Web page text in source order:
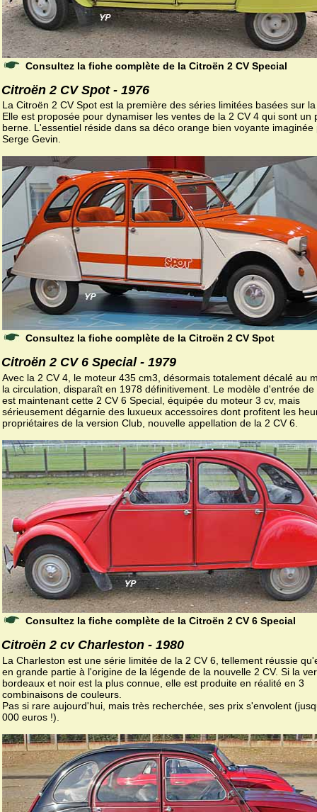
Consultez la fiche complète de la Citroën 2 CV Special
Citroën 2 CV Spot - 1976
La Citroën 2 CV Spot est la première des séries limitées basées sur la
Elle est proposée pour dynamiser les ventes de la 2 CV 4 qui sont un
berne. L'essentiel réside dans sa déco orange bien voyante imaginée
Serge Gevin.
Consultez la fiche complète de la Citroën 2 CV Spot
Citroën 2 CV 6 Special - 1979
Avec la 2 CV 4, le moteur 435 cm3, désormais totalement décalé au
la circulation, disparaît en 1978 définitivement. Le modèle d'entrée de
est maintenant cette 2 CV 6 Special, équipée du moteur 3 cv, mais
sérieusement dégarnie des luxueux accessoires dont profitent les
propriétaires de la version Club, nouvelle appellation de la 2 CV 6.
Consultez la fiche complète de la Citroën 2 CV 6 Special
Citroën 2 cv Charleston - 1980
La Charleston est une série limitée de la 2 CV 6, tellement réussie
en grande partie à l'origine de la légende de la nouvelle 2 CV. Si la
bordeaux et noir est la plus connue, elle est produite en réalité en 3
combinaisons de couleurs.
Pas si rare aujourd'hui, mais très recherchée, ses prix s'envolent
000 euros !).